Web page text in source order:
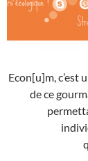
Econ[u]m, c’est
de ce